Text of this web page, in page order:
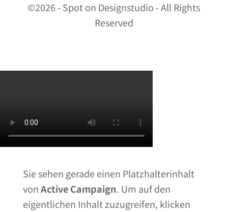
©2026 - Spot on Designstudio - All Rights
Reserved
Sie sehen gerade einen Platzhalterinhalt
vonActive Campaign. Um auf den
eigentlichen Inhalt zuzugreifen, klicken